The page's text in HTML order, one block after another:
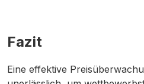
Fazit
Eine effektive